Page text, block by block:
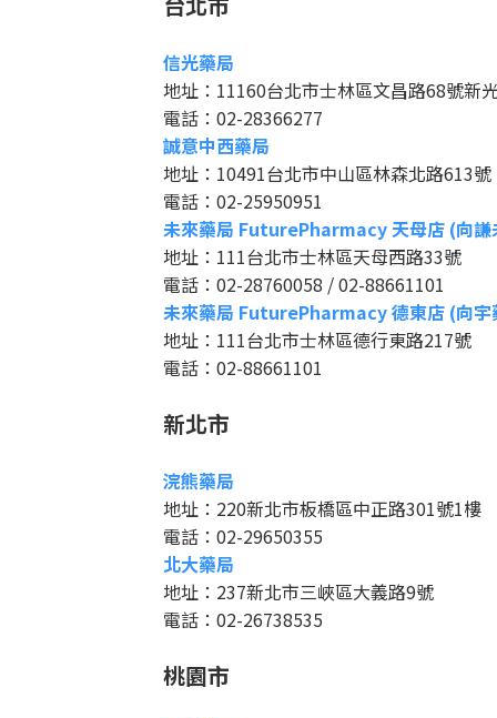
信光藥局
地址：11160台北市士林區文昌路68號新
電話：02-28366277
誠意中西藥局
地址：10491台北市中山區林森北路613號
電話：02-25950951
未來藥局 FuturePharmacy 天母店 (向
地址：111台北市士林區天母西路33號
電話：02-28760058 / 02-88661101
未來藥局 FuturePharmacy 德東店 (向宇
地址：111台北市士林區德行東路217號
電話：02-88661101
新北市
浣熊藥局
地址：220新北市板橋區中正路301號1樓
電話：02-29650355
北大藥局
地址：237新北市三峽區大義路9號
電話：02-26738535
桃園市